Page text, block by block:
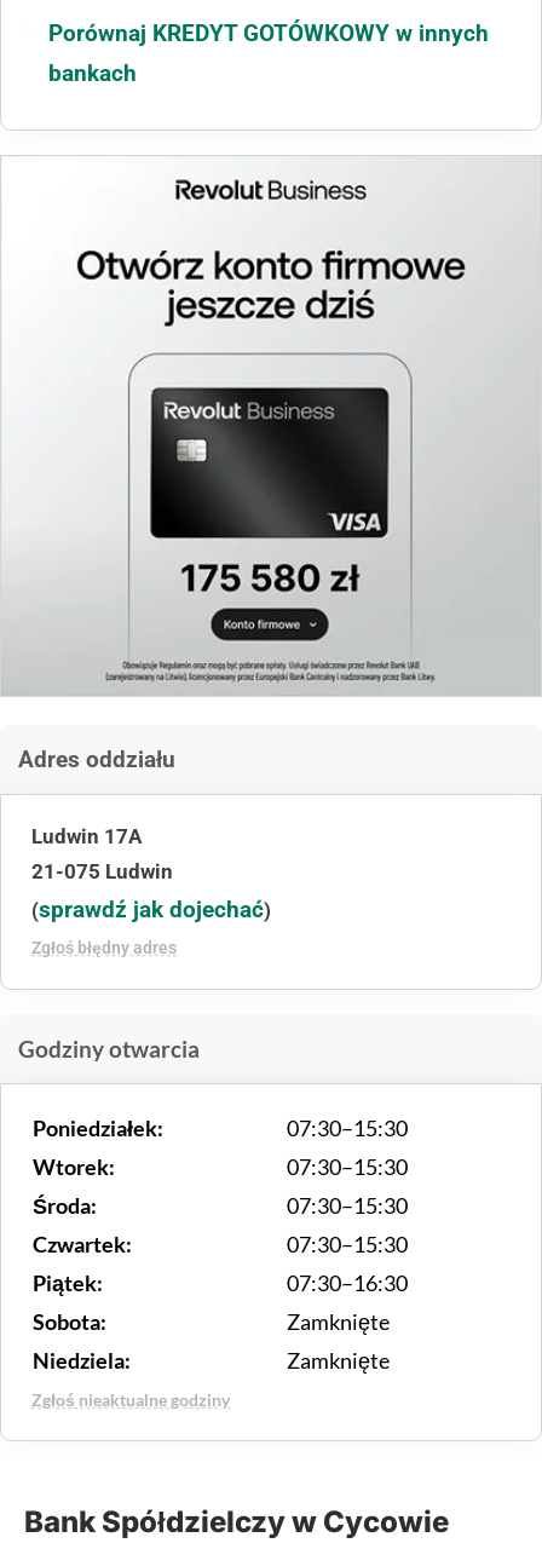
Porównaj KREDYT GOTÓWKOWY w innych
bankach
Adres oddziału
Ludwin 17A
21-075 Ludwin
(sprawdź jak dojechać)
Zgłoś błędny adres
Godziny otwarcia
Poniedziałek:
07:30–15:30
Wtorek:
07:30–15:30
Środa:
07:30–15:30
Czwartek:
07:30–15:30
Piątek:
07:30–16:30
Sobota:
Zamknięte
Niedziela:
Zamknięte
Zgłoś nieaktualne godziny
Bank Spółdzielczy w Cycowie